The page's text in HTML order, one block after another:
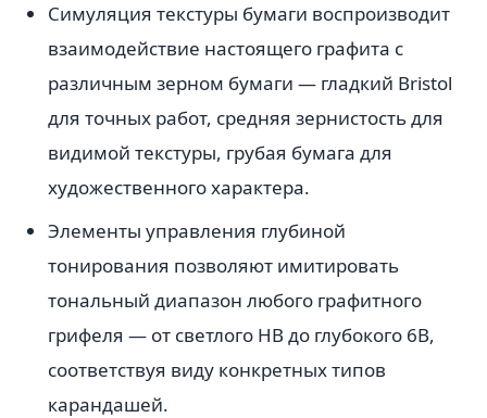
Симуляция текстуры бумаги воспроизводит
взаимодействие настоящего графита с
различным зерном бумаги — гладкий Bristol
для точных работ, средняя зернистость для
видимой текстуры, грубая бумага для
художественного характера.
Элементы управления глубиной
тонирования позволяют имитировать
тональный диапазон любого графитного
грифеля — от светлого HB до глубокого 6B,
соответствуя виду конкретных типов
карандашей.